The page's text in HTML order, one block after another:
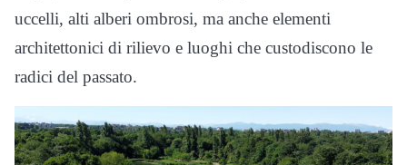
uccelli, alti alberi ombrosi, ma anche elementi
architettonici di rilievo e luoghi che custodiscono le
radici del passato.